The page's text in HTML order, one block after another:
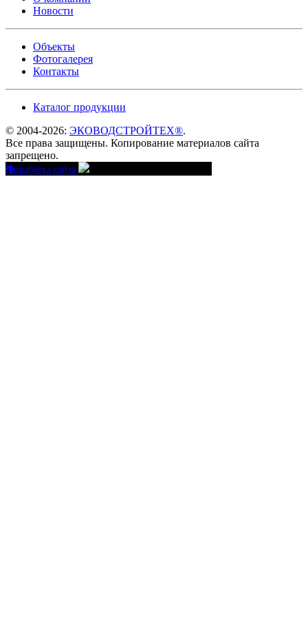
Новости
Объекты
Фотогалерея
Контакты
Каталог продукции
© 2004-2026: ЭКОВОДСТРОЙТЕХ®.
Все права защищены. Копирование материалов сайта
запрещено.
Разработка сайта